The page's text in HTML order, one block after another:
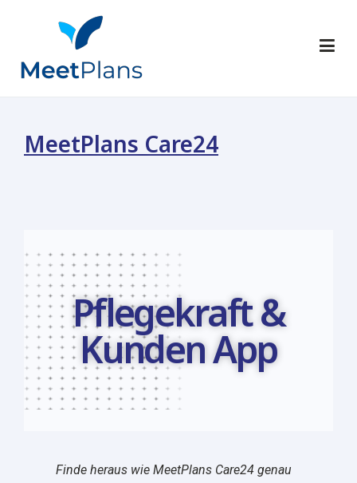
MeetPlans Care24
Pflegekraft &
Kunden App
Finde heraus wie MeetPlans Care24 genau